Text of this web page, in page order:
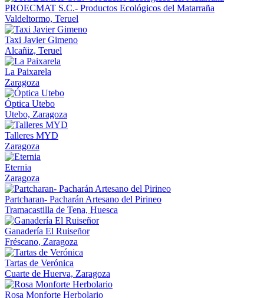
PROECMAT S.C.- Productos Ecológicos del Matarraña
Valdeltormo, Teruel
Taxi Javier Gimeno
Alcañiz, Teruel
La Paixarela
Zaragoza
Óptica Utebo
Utebo, Zaragoza
Talleres MYD
Zaragoza
Eternia
Zaragoza
Partcharan- Pacharán Artesano del Pirineo
Tramacastilla de Tena, Huesca
Ganadería El Ruiseñor
Fréscano, Zaragoza
Tartas de Verónica
Cuarte de Huerva, Zaragoza
Rosa Monforte Herbolario